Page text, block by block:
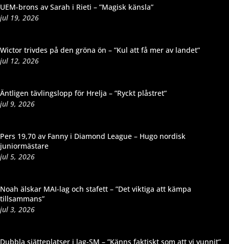
UEM-brons av Sarah i Rieti – ”Magisk känsla”
jul 19, 2026
Wictor trivdes på den gröna ön – ”Kul att få mer av landet”
jul 12, 2026
Äntligen tävlingslopp för Hrelja – ”Ryckt plåstret”
jul 9, 2026
Pers 19,70 av Fanny i Diamond League – Hugo nordisk
juniormästare
jul 5, 2026
Noah älskar MAI-lag och stafett – ”Det viktiga att kämpa
tillsammans”
jul 3, 2026
Dubbla sjätteplatser i lag-SM – ”Känns faktiskt som att vi vunnit”